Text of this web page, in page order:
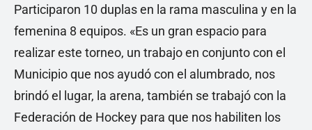
Participaron 10 duplas en la rama masculina y en la
femenina 8 equipos. «Es un gran espacio para
realizar este torneo, un trabajo en conjunto con el
Municipio que nos ayudó con el alumbrado, nos
brindó el lugar, la arena, también se trabajó con la
Federación de Hockey para que nos habiliten los